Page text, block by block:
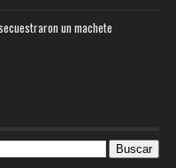
un machete